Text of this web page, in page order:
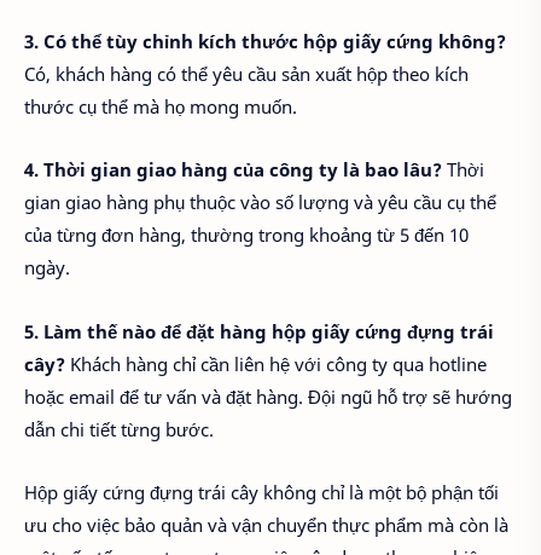
3. Có thể tùy chỉnh kích thước hộp giấy cứng không?
Có, khách hàng có thể yêu cầu sản xuất hộp theo kích
thước cụ thể mà họ mong muốn.
4. Thời gian giao hàng của công ty là bao lâu? Thời
gian giao hàng phụ thuộc vào số lượng và yêu cầu cụ thể
của từng đơn hàng, thường trong khoảng từ 5 đến 10
ngày.
5. Làm thế nào để đặt hàng hộp giấy cứng đựng trái
cây? Khách hàng chỉ cần liên hệ với công ty qua hotline
hoặc email để tư vấn và đặt hàng. Đội ngũ hỗ trợ sẽ hướng
dẫn chi tiết từng bước.
Hộp giấy cứng đựng trái cây không chỉ là một bộ phận tối
ưu cho việc bảo quản và vận chuyển thực phẩm mà còn là